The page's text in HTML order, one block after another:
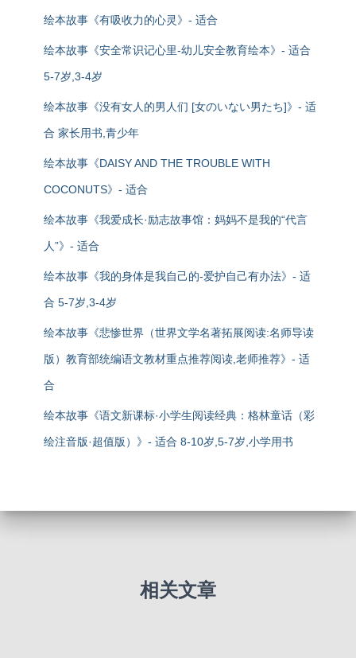
绘本故事《有吸收力的心灵》- 适合
绘本故事《安全常识记心里-幼儿安全教育绘本》- 适合
5-7岁,3-4岁
绘本故事《没有女人的男人们 [女のいない男たち]》- 适
合 家长用书,青少年
绘本故事《DAISY AND THE TROUBLE WITH
COCONUTS》- 适合
绘本故事《我爱成长·励志故事馆：妈妈不是我的“代言
人”》- 适合
绘本故事《我的身体是我自己的-爱护自己有办法》- 适
合 5-7岁,3-4岁
绘本故事《悲惨世界（世界文学名著拓展阅读:名师导读
版）教育部统编语文教材重点推荐阅读,老师推荐》- 适
合
绘本故事《语文新课标·小学生阅读经典：格林童话（彩
绘注音版·超值版）》- 适合 8-10岁,5-7岁,小学用书
相关文章